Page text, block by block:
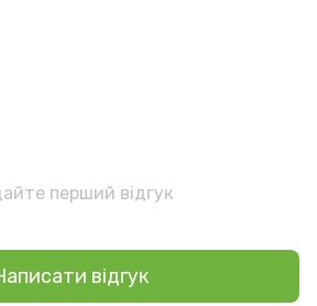
перший відгук
відгук